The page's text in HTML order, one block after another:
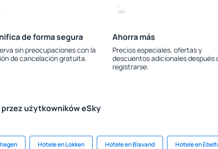
de forma segura
sin preocupaciones con la
de cancelación gratuita.
Ahorra más
Precios especiales, ofertas y
descuentos adicionales después
registrarse.
użytkowników eSky
Hotele en Lokken Hotele en Blavand Hotele en